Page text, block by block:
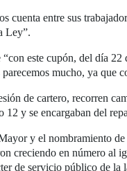
cuenta entre sus
Ley”.
este cupón, del día
mucho, ya que
de cartero, recorren
y se encargaban del
y el nombramiento
creciendo en número
de servicio público de la